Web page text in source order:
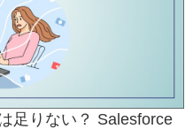
足りない？ Salesforce